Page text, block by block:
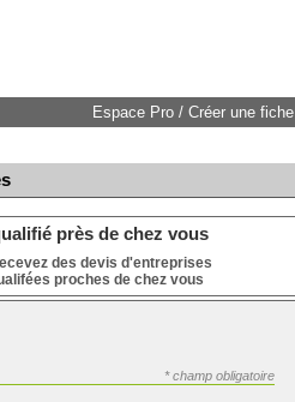
Espace Pro / Créer une fiche
près de chez vous
des devis d'entreprises
proches de chez vous
* champ obligatoire